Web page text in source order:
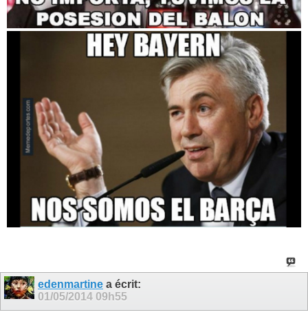
edenmartine a écrit:
01/05/2014 09h55